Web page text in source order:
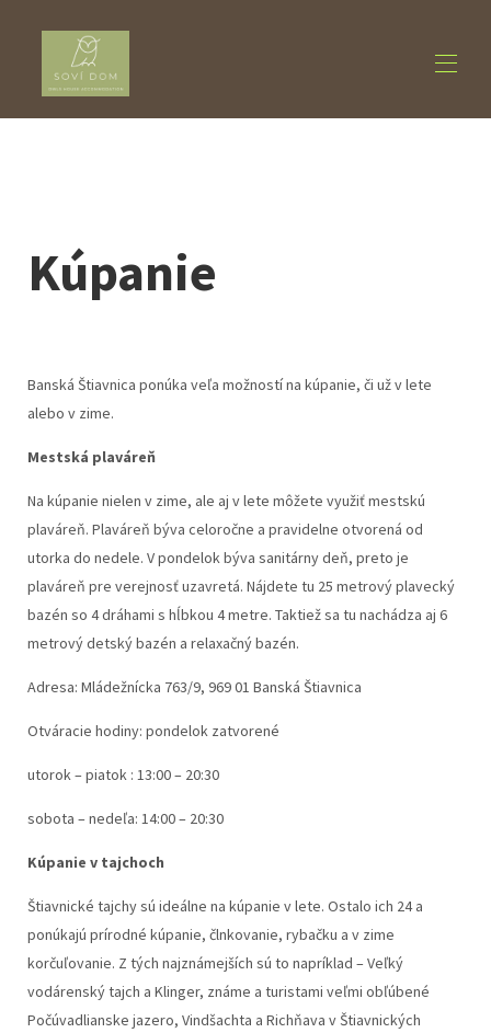
Kúpanie
Banská Štiavnica ponúka veľa možností na kúpanie, či už v lete
alebo v zime.
Mestská plaváreň
Na kúpanie nielen v zime, ale aj v lete môžete využiť mestskú
plaváreň. Plaváreň býva celoročne a pravidelne otvorená od
utorka do nedele. V pondelok býva sanitárny deň, preto je
plaváreň pre verejnosť uzavretá. Nájdete tu 25 metrový plavecký
bazén so 4 dráhami s hĺbkou 4 metre. Taktiež sa tu nachádza aj 6
metrový detský bazén a relaxačný bazén.
Adresa: Mládežnícka 763/9, 969 01 Banská Štiavnica
Otváracie hodiny: pondelok zatvorené
utorok – piatok : 13:00 – 20:30
sobota – nedeľa: 14:00 – 20:30
Kúpanie v tajchoch
Štiavnické tajchy sú ideálne na kúpanie v lete. Ostalo ich 24 a
ponúkajú prírodné kúpanie, člnkovanie, rybačku a v zime
korčuľovanie. Z tých najznámejších sú to napríklad – Veľký
vodárenský tajch a Klinger, známe a turistami veľmi obľúbené
Počúvadlianske jazero, Vindšachta a Richňava v Štiavnických